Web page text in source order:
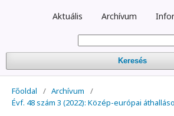
Aktuális Archívum
Keresés
Főoldal / Archívum
/
Évf. 48 szám 3 (2022): Közép-európai